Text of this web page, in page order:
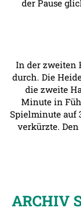
der Pause
In der zweiten
durch. Die
die zweite
Minute in
Spielminute auf
verkürzte.
ARCHIV